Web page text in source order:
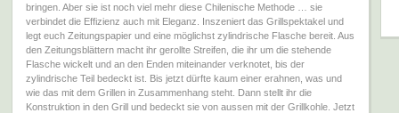
bringen. Aber sie ist noch viel mehr diese Chilenische Methode … sie
verbindet die Effizienz auch mit Eleganz. Inszeniert das Grillspektakel und
legt euch Zeitungspapier und eine möglichst zylindrische Flasche bereit. Aus
den Zeitungsblättern macht ihr gerollte Streifen, die ihr um die stehende
Flasche wickelt und an den Enden miteinander verknotet, bis der
zylindrische Teil bedeckt ist. Bis jetzt dürfte kaum einer erahnen, was und
wie das mit dem Grillen in Zusammenhang steht. Dann stellt ihr die
Konstruktion in den Grill und bedeckt sie von aussen mit der Grillkohle. Jetzt